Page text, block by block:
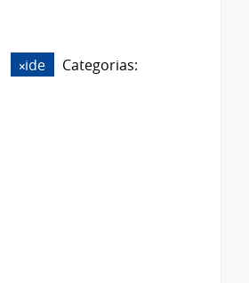
ide
Categorias: